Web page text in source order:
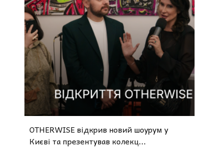
OTHERWISE відкрив новий шоурум у
Києві та презентував колекц...